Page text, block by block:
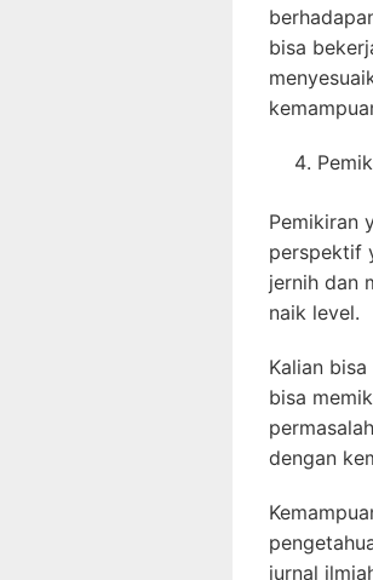
bisa
Pemikiran
perspektif
jernih dan
naik level.
Kalian
bisa
dengan
jurnal